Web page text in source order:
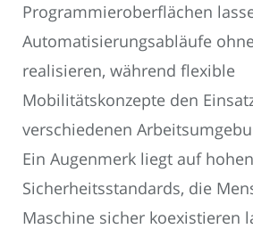
Programmieroberflächen
Automatisierungsabläufe
realisieren, während flexible
Mobilitätskonzepte den
verschiedenen
Ein Augenmerk liegt auf hohen
Sicherheitsstandards, die
Maschine sicher koexistieren